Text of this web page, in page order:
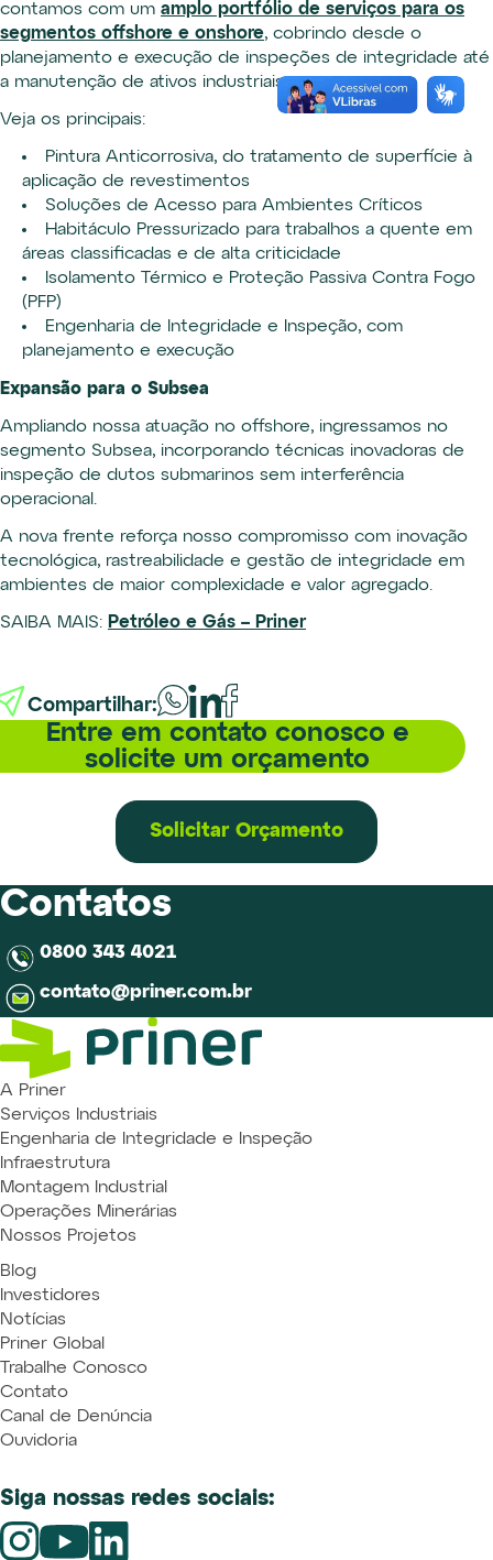
contamos com um amplo portfólio de serviços para os
segmentos offshore e onshore, cobrindo desde o
planejamento e execução de inspeções de integridade até
a manutenção de ativos industriais.
Veja os principais:
Pintura Anticorrosiva, do tratamento de superfície à
aplicação de revestimentos
Soluções de Acesso para Ambientes Críticos
Habitáculo Pressurizado para trabalhos a quente em
áreas classificadas e de alta criticidade
Isolamento Térmico e Proteção Passiva Contra Fogo
(PFP)
Engenharia de Integridade e Inspeção, com
planejamento e execução
Expansão para o Subsea
Ampliando nossa atuação no offshore, ingressamos no
segmento Subsea, incorporando técnicas inovadoras de
inspeção de dutos submarinos sem interferência
operacional.
A nova frente reforça nosso compromisso com inovação
tecnológica, rastreabilidade e gestão de integridade em
ambientes de maior complexidade e valor agregado.
SAIBA MAIS: Petróleo e Gás – Priner
Compartilhar:
Entre em contato conosco e
solicite um orçamento
Solicitar Orçamento
Contatos
0800 343 4021
contato@priner.com.br
A Priner
Serviços Industriais
Engenharia de Integridade e Inspeção
Infraestrutura
Montagem Industrial
Operações Minerárias
Nossos Projetos
Blog
Investidores
Notícias
Priner Global
Trabalhe Conosco
Contato
Canal de Denúncia
Ouvidoria
Siga nossas redes sociais: